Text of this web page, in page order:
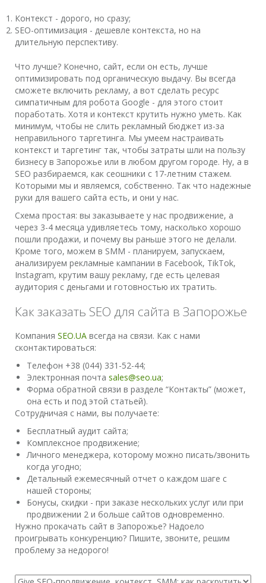
Контекст - дорого, но сразу;
SEO-оптимизация - дешевле контекста, но на
длительную перспективу.
Что лучше? Конечно, сайт, если он есть, лучше
оптимизировать под органическую выдачу. Вы всегда
сможете включить рекламу, а вот сделать ресурс
симпатичным для робота Google - для этого стоит
поработать. Хотя и контекст крутить нужно уметь. Как
минимум, чтобы не слить рекламный бюджет из-за
неправильного таргетинга. Мы умеем настраивать
контекст и таргетинг так, чтобы затраты шли на пользу
бизнесу в Запорожье или в любом другом городе. Ну, а в
SEO разбираемся, как сеошники с 17-летним стажем.
Которыми мы и являемся, собственно. Так что надежные
руки для вашего сайта есть, и они у нас.
Схема простая: вы заказываете у нас продвижение, а
через 3-4 месяца удивляетесь тому, насколько хорошо
пошли продажи, и почему вы раньше этого не делали.
Кроме того, можем в SMM - планируем, запускаем,
анализируем рекламные кампании в Facebook, TikTok,
Instagram, крутим вашу рекламу, где есть целевая
аудитория с деньгами и готовностью их тратить.
Как заказать SEO для сайта в Запорожье
Компания SEO.UA всегда на связи. Как с нами
сконтактироваться:
Телефон +38 (044) 331-52-44;
Электронная почта sales@seo.ua;
Форма обратной связи в разделе “Контакты” (может,
она есть и под этой статьей).
Сотрудничая с нами, вы получаете:
Бесплатный аудит сайта;
Комплексное продвижение;
Личного менеджера, которому можно писать/звонить
когда угодно;
Детальный ежемесячный отчет о каждом шаге с
нашей стороны;
Бонусы, скидки - при заказе нескольких услуг или при
продвижении 2 и больше сайтов одновременно.
Нужно прокачать сайт в Запорожье? Надоело
проигрывать конкуренцию? Пишите, звоните, решим
проблему за недорого!